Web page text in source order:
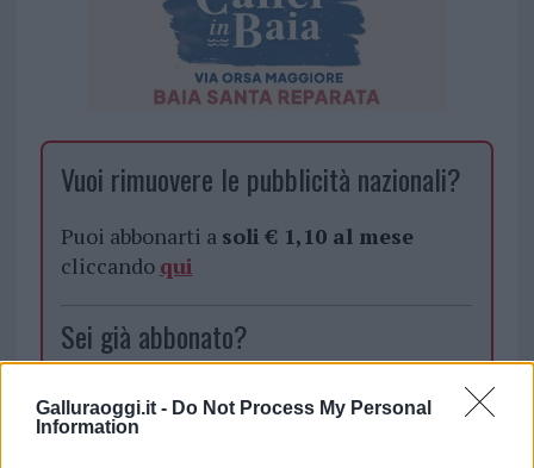
Galluraoggi.it - Do Not Process My Personal
Information
Vuoi rimuovere le pubblicità nazionali?
Puoi abbonarti a soli € 1,10 al mese
cliccando qui
Sei già abbonato?
Puoi effettuare l'accesso andando nella
sezioneLogin dal menù del sito o